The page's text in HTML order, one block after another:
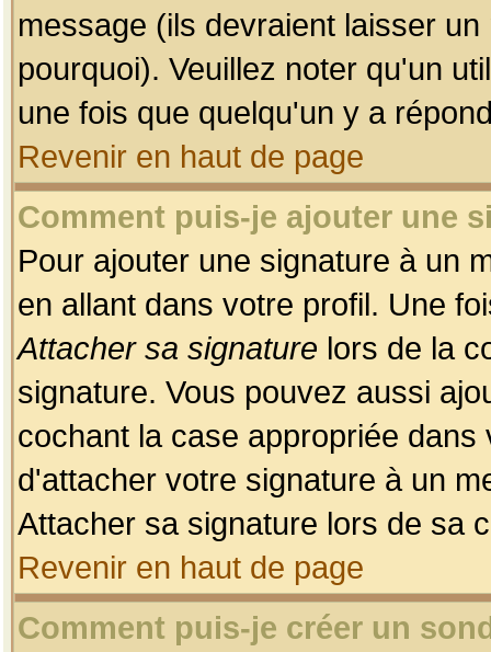
message (ils devraient laisser
pourquoi). Veuillez noter qu'un
une fois que quelqu'un y a
Revenir en haut de page
Comment puis-je ajouter une
Pour ajouter une signature à un
en allant dans votre profil. Une
Attacher sa signature lors de la
signature. Vous pouvez aussi
cochant la case appropriée
d'attacher votre signature à un
Attacher sa signature lors de sa
Revenir en haut de page
Comment puis-je créer un